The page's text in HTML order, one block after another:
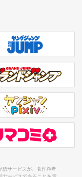
グジャンプ公式サイト
ジャンプ
ンpixiv
＋
信サービスが、著作権者